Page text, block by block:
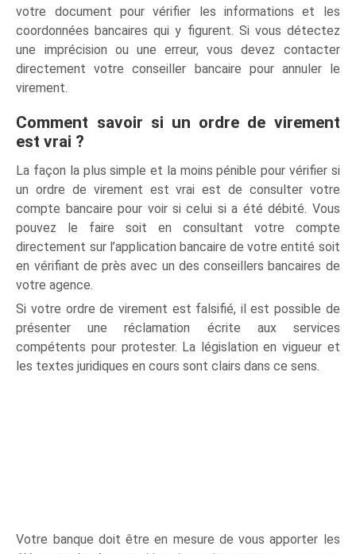
votre document pour vérifier les informations et les
coordonnées bancaires qui y figurent. Si vous détectez
une imprécision ou une erreur, vous devez contacter
directement votre conseiller bancaire pour annuler le
virement.
Comment savoir si un ordre de virement
est vrai ?
La façon la plus simple et la moins pénible pour vérifier si
un ordre de virement est vrai est de consulter votre
compte bancaire pour voir si celui si a été débité. Vous
pouvez le faire soit en consultant votre compte
directement sur l’application bancaire de votre entité soit
en vérifiant de près avec un des conseillers bancaires de
votre agence.
Si votre ordre de virement est falsifié, il est possible de
présenter une réclamation écrite aux services
compétents pour protester. La législation en vigueur et
les textes juridiques en cours sont clairs dans ce sens.
Votre banque doit être en mesure de vous apporter les